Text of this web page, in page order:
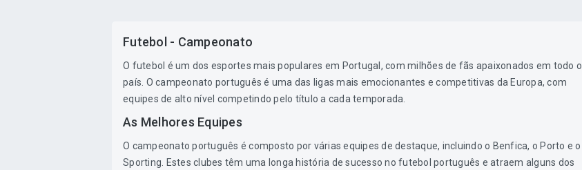
Futebol - Campeonato
O futebol é um dos esportes mais populares em Portugal, com milhões de fãs apaixonados em todo o
país. O campeonato português é uma das ligas mais emocionantes e competitivas da Europa, com
equipes de alto nível competindo pelo título a cada temporada.
As Melhores Equipes
O campeonato português é composto por várias equipes de destaque, incluindo o Benfica, o Porto e o
Sporting. Estes clubes têm uma longa história de sucesso no futebol português e atraem alguns dos